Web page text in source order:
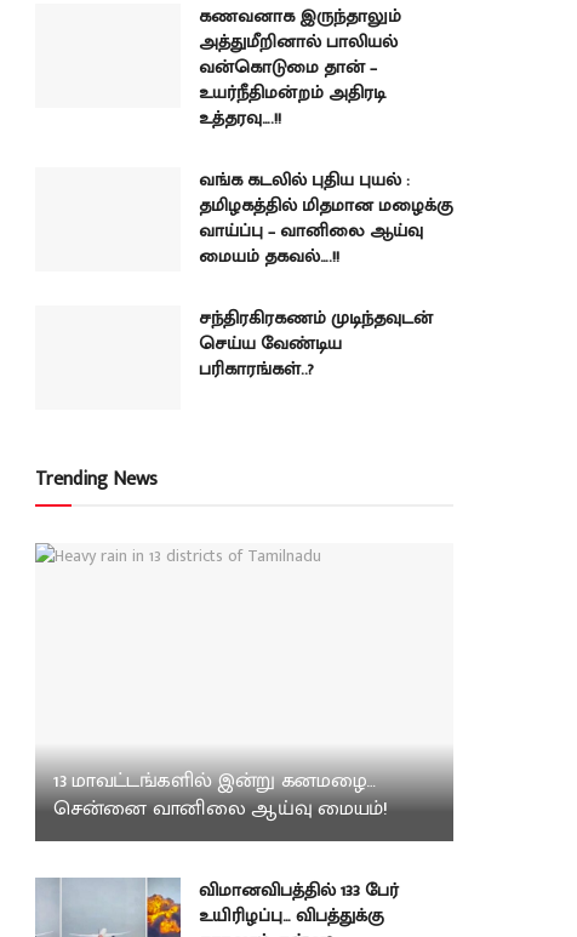
கணவனாக இருந்தாலும்
அத்துமீறினால் பாலியல்
வன்கொடுமை தான் –
உயர்நீதிமன்றம் அதிரடி
உத்தரவு….!!
வங்க கடலில் புதிய புயல் :
தமிழகத்தில் மிதமான மழைக்கு
வாய்ப்பு – வானிலை ஆய்வு
மையம் தகவல்….!!
சந்திரகிரகணம் முடிந்தவுடன்
செய்ய வேண்டிய
பரிகாரங்கள்..?
Trending News
13 மாவட்டங்களில் இன்று கனமழை…
சென்னை வானிலை ஆய்வு மையம்!
விமானவிபத்தில் 133 பேர்
உயிரிழப்பு… விபத்துக்கு